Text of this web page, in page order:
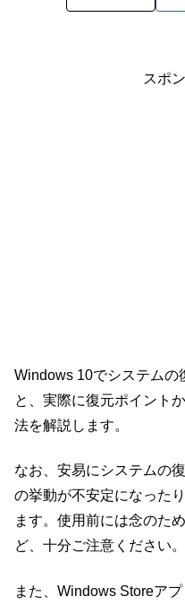
スポ
Windows 10でシステムの
と、実際に復元ポイント
法を解説します。
なお、安易にシステムの
の挙動が不安定になった
ます。使用前には念のた
ど、十分ご注意ください。
また、Windows Storeア